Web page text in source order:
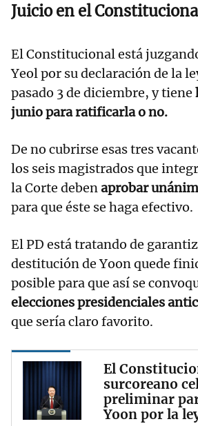
Juicio en el
El Constitucional está
Yeol por su declaración de la
pasado 3 de diciembre, y tiene
junio para ratificarla o no.
De no cubrirse esas tres
los seis magistrados que
la Corte debenaprobar
para que éste se haga efectivo.
El PD está tratando de
destitución de Yoon quede
posible para que así se
elecciones presidenciales
que sería claro favorito.
El
surcoreano
preliminar
Yoon por la